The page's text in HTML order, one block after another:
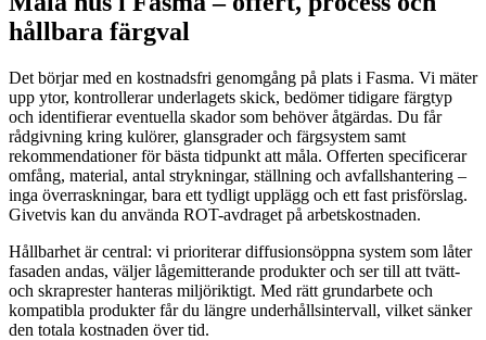
hållbara färgval
Det börjar med en kostnadsfri genomgång på plats i Fasma. Vi mäter
upp ytor, kontrollerar underlagets skick, bedömer tidigare färgtyp
och identifierar eventuella skador som behöver åtgärdas. Du får
rådgivning kring kulörer, glansgrader och färgsystem samt
rekommendationer för bästa tidpunkt att måla. Offerten specificerar
omfång, material, antal strykningar, ställning och avfallshantering –
inga överraskningar, bara ett tydligt upplägg och ett fast prisförslag.
Givetvis kan du använda ROT-avdraget på arbetskostnaden.
Hållbarhet är central: vi prioriterar diffusionsöppna system som låter
fasaden andas, väljer lågemitterande produkter och ser till att tvätt-
och skraprester hanteras miljöriktigt. Med rätt grundarbete och
kompatibla produkter får du längre underhållsintervall, vilket sänker
den totala kostnaden över tid.